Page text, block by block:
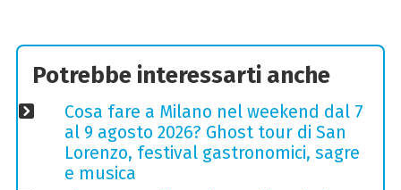
Potrebbe interessarti anche
Cosa fare a Milano nel weekend dal 7
al 9 agosto 2026? Ghost tour di San
Lorenzo, festival gastronomici, sagre
e musica